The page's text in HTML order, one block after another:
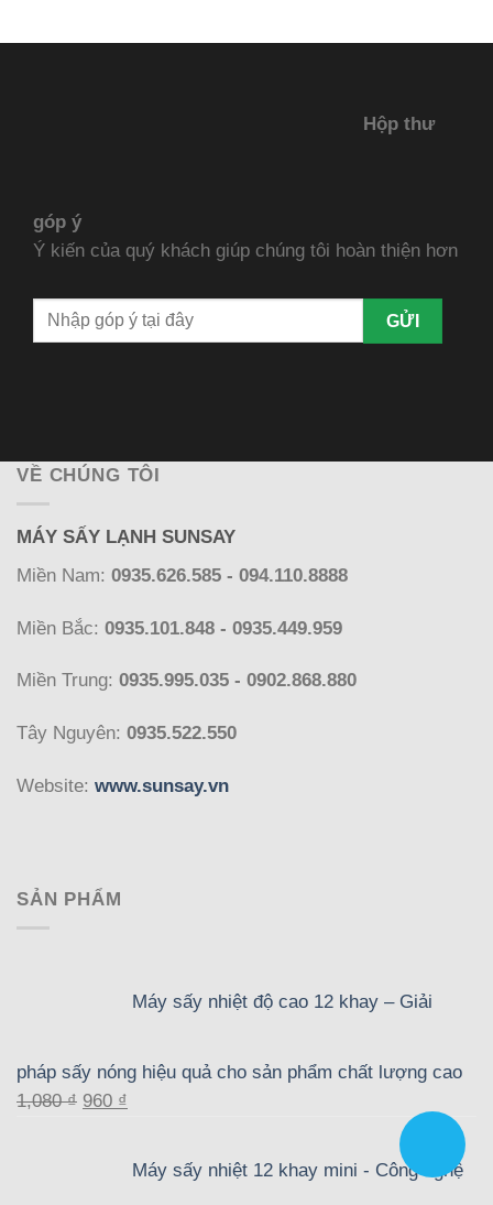
Hộp thư
góp ý
Ý kiến của quý khách giúp chúng tôi hoàn thiện hơn
VỀ CHÚNG TÔI
MÁY SẤY LẠNH SUNSAY
Miền Nam: 0935.626.585 - 094.110.8888
Miền Bắc: 0935.101.848 - 0935.449.959
Miền Trung: 0935.995.035 - 0902.868.880
Tây Nguyên: 0935.522.550
Website: www.sunsay.vn
SẢN PHẨM
Máy sấy nhiệt độ cao 12 khay – Giải
pháp sấy nóng hiệu quả cho sản phẩm chất lượng cao
1,080₫ Giá
960 ₫
Máy sấy nhiệt 12 khay mini - Công nghệ